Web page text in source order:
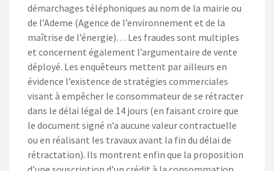
démarchages téléphoniques au nom de la mairie ou
de l’Ademe (Agence de l’environnement et de la
maîtrise de l’énergie)… Les fraudes sont multiples
et concernent également l’argumentaire de vente
déployé. Les enquêteurs mettent par ailleurs en
évidence l’existence de stratégies commerciales
visant à empêcher le consommateur de se rétracter
dans le délai légal de 14 jours (en faisant croire que
le document signé n’a aucune valeur contractuelle
ou en réalisant les travaux avant la fin du délai de
rétractation). Ils montrent enfin que la proposition